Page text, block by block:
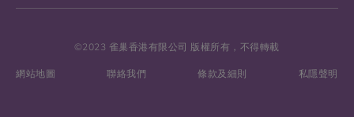
©2023 雀巢香港有限公司 版權所有，不得轉載
網站地圖 聯絡我們 條款及細則 私隱聲明